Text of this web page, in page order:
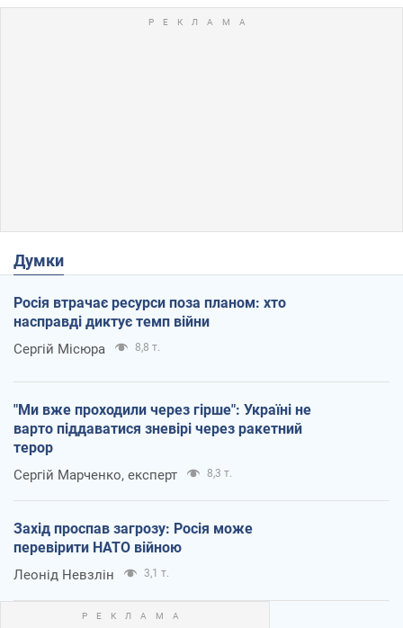
Думки
Росія втрачає ресурси поза планом: хто
насправді диктує темп війни
Сергій Місюра 8,8 т.
"Ми вже проходили через гірше": Україні не
варто піддаватися зневірі через ракетний
терор
Сергій Марченко, експерт 8,3 т.
Захід проспав загрозу: Росія може
перевірити НАТО війною
Леонід Невзлін 3,1 т.